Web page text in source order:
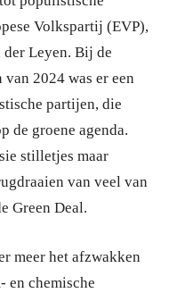
Volkspartij (EVP),
Leyen. Bij de
2024 was er een
partijen, die
de groene agenda.
stilletjes maar
van veel van
Green Deal.
meer het afzwakken
en chemische